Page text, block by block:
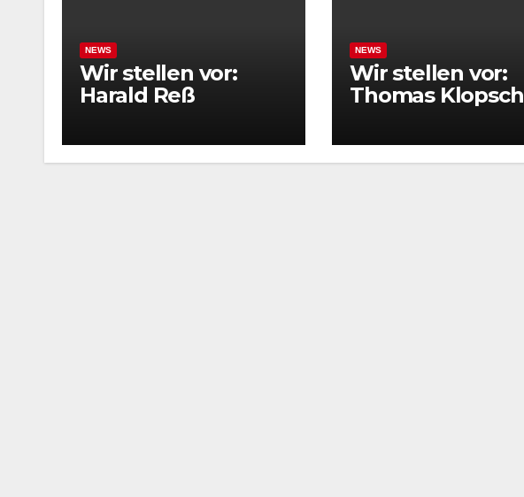
NEWS
Wir stellen vor:
Harald Reß
NEWS
Wir stellen vor:
Thomas Klopsch